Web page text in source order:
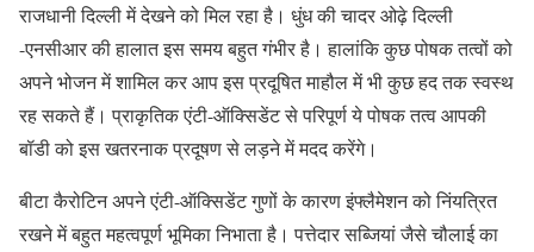
राजधानी दिल्ली में देखने को मिल रहा है। धुंध की चादर ओढ़े दिल्ली
-एनसीआर की हालात इस समय बहुत गंभीर है। हालांकि कुछ पोषक तत्वों को
अपने भोजन में शामिल कर आप इस प्रदूषित माहौल में भी कुछ हद तक स्वस्थ
रह सकते हैं। प्राकृतिक एंटी-ऑक्सिडेंट से परिपूर्ण ये पोषक तत्व आपकी
बॉडी को इस खतरनाक प्रदूषण से लड़ने में मदद करेंगे।
बीटा कैरोटिन अपने एंटी-ऑक्सिडेंट गुणों के कारण इंफ्लैमेशन को निंयत्रित
रखने में बहुत महत्वपूर्ण भूमिका निभाता है। पत्तेदार सब्जियां जैसे चौलाई का